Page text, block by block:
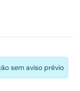
sem aviso prévio